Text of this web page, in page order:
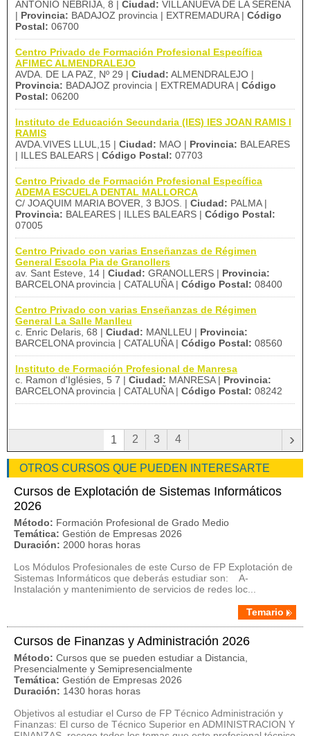
ANTONIO NEBRIJA, 8 | Ciudad: VILLANUEVA DE LA SERENA
| Provincia: BADAJOZ provincia | EXTREMADURA | Código
Postal: 06700
Centro Privado de Formación Profesional Específica
AFIMEC ALMENDRALEJO
AVDA. DE LA PAZ, Nº 29 | Ciudad: ALMENDRALEJO |
Provincia: BADAJOZ provincia | EXTREMADURA | Código
Postal: 06200
Instituto de Educación Secundaria (IES) IES JOAN RAMIS I
RAMIS
AVDA.VIVES LLUL,15 | Ciudad: MAO | Provincia: BALEARES
| ILLES BALEARS | Código Postal: 07703
Centro Privado de Formación Profesional Específica
ADEMA ESCUELA DENTAL MALLORCA
C/ JOAQUIM MARIA BOVER, 3 BJOS. | Ciudad: PALMA |
Provincia: BALEARES | ILLES BALEARS | Código Postal:
07005
Centro Privado con varias Enseñanzas de Régimen
General Escola Pia de Granollers
av. Sant Esteve, 14 | Ciudad: GRANOLLERS | Provincia:
BARCELONA provincia | CATALUÑA | Código Postal: 08400
Centro Privado con varias Enseñanzas de Régimen
General La Salle Manlleu
c. Enric Delaris, 68 | Ciudad: MANLLEU | Provincia:
BARCELONA provincia | CATALUÑA | Código Postal: 08560
Instituto de Formación Profesional de Manresa
c. Ramon d'Iglésies, 5 7 | Ciudad: MANRESA | Provincia:
BARCELONA provincia | CATALUÑA | Código Postal: 08242
1 2 3 4 ›
OTROS CURSOS QUE PUEDEN INTERESARTE
Cursos de Explotación de Sistemas Informáticos
2026
Método: Formación Profesional de Grado Medio
Temática: Gestión de Empresas 2026
Duración: 2000 horas horas
Los Módulos Profesionales de este Curso de FP Explotación de
Sistemas Informáticos que deberás estudiar son: A-
Instalación y mantenimiento de servicios de redes loc...
Temario
Cursos de Finanzas y Administración 2026
Método: Cursos que se pueden estudiar a Distancia,
Presencialmente y Semipresencialmente
Temática: Gestión de Empresas 2026
Duración: 1430 horas horas
Objetivos al estudiar el Curso de FP Técnico Administración y
Finanzas: El curso de Técnico Superior en ADMINISTRACION Y